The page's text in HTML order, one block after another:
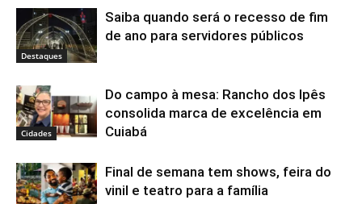
Destaques
Saiba quando será o recesso de fim
de ano para servidores públicos
Cidades
Do campo à mesa: Rancho dos Ipês
consolida marca de excelência em
Cuiabá
Final de semana tem shows, feira do
vinil e teatro para a família